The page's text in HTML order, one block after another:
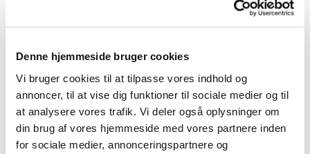
Denne hjemmeside bruger cookies
Vi bruger cookies til at tilpasse vores indhold og
annoncer, til at vise dig funktioner til sociale medier og til
at analysere vores trafik. Vi deler også oplysninger om
din brug af vores hjemmeside med vores partnere inden
for sociale medier, annonceringspartnere og